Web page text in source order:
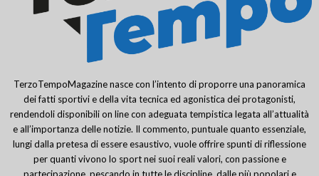
TerzoTempoMagazine nasce con l’intento di proporre una panoramica
dei fatti sportivi e della vita tecnica ed agonistica dei protagonisti,
rendendoli disponibili on line con adeguata tempistica legata all’attualità
e all’importanza delle notizie. Il commento, puntuale quanto essenziale,
lungi dalla pretesa di essere esaustivo, vuole offrire spunti di riflessione
per quanti vivono lo sport nei suoi reali valori, con passione e